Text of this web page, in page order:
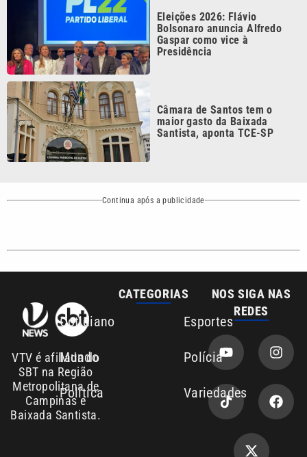
Eleições 2026: Flávio
Bolsonaro anuncia Alfredo
Gaspar como vice à
Presidência
Câmara de Santos tem o
maior gasto da Baixada
Santista, aponta TCE-SP
Continua após a publicidade
VTV é afiliada do
SBT na Região
Metropolitana de
Campinas e
Baixada Santista.
Esportes
Mundo Polícia
Política Variedades
REDES